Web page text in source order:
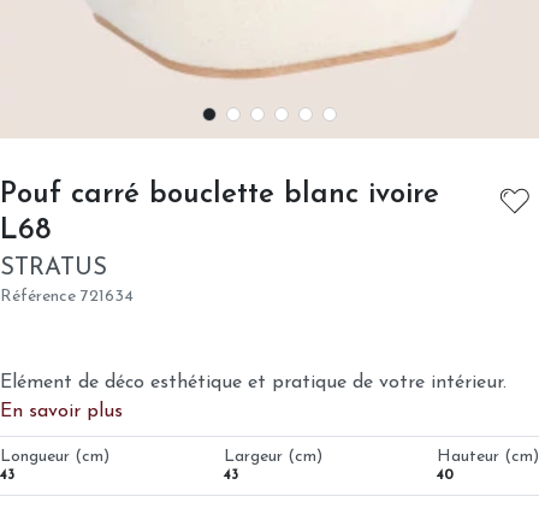
Pouf carré bouclette blanc ivoire
L68- STRATUS
STRATUS
Référence 721634
Elément de déco esthétique et pratique de votre intérieur.
En savoir plus
Longueur (cm)
43
Largeur (cm)
43
Hauteur (cm)
40